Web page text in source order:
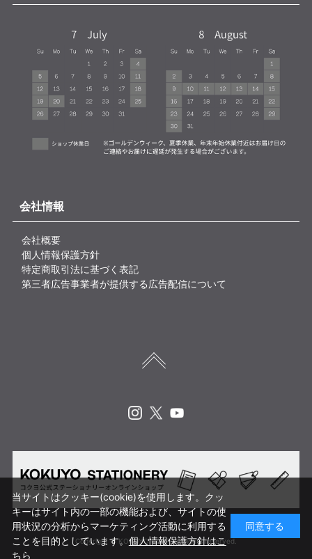
会社情報
会社概要
個人情報保護方針
特定商取引法に基づく表記
第三者広告事業者が提供する広告配信について
Copyright © KOKUYO CORP. All rights reserved.
当サイトはクッキー(cookie)を使用します。クッ
キーはサイト内の一部の機能および、サイトの使
用状況の分析からマーケティング活動に利用する
ことを目的としています。個人情報保護方針はこ
ちら
同意する